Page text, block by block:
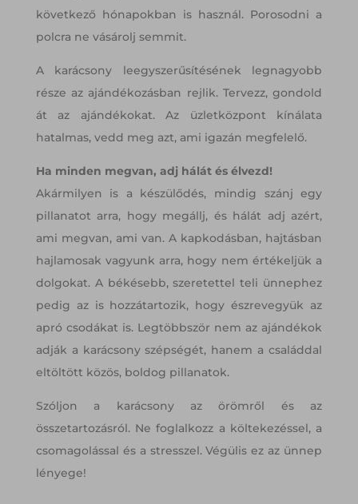
következő hónapokban is használ. Porosodni a
polcra ne vásárolj semmit.
A karácsony leegyszerűsítésének legnagyobb
része az ajándékozásban rejlik. Tervezz, gondold
át az ajándékokat. Az üzletközpont kínálata
hatalmas, vedd meg azt, ami igazán megfelelő.
Ha minden megvan, adj hálát és élvezd!
Akármilyen is a készülődés, mindig szánj egy
pillanatot arra, hogy megállj, és hálát adj azért,
ami megvan, ami van. A kapkodásban, hajtásban
hajlamosak vagyunk arra, hogy nem értékeljük a
dolgokat. A békésebb, szeretettel teli ünnephez
pedig az is hozzátartozik, hogy észrevegyük az
apró csodákat is. Legtöbbször nem az ajándékok
adják a karácsony szépségét, hanem a családdal
eltöltött közös, boldog pillanatok.
Szóljon a karácsony az örömről és az
összetartozásról. Ne foglalkozz a költekezéssel, a
csomagolással és a stresszel. Végülis ez az ünnep
lényege!